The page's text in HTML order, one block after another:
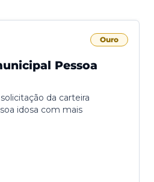
Ouro
Pessoa
da carteira
idosa com mais